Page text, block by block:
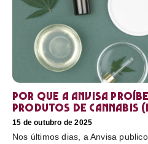
Por que a Anvisa
produtos de cannabis
15 de outubro de 2025
Nos últimos dias, a Anvisa